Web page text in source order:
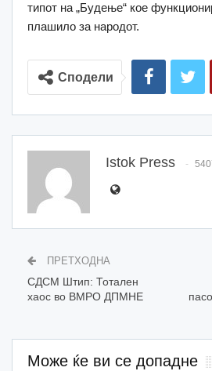
типот на „Будење“ кое
плашило за народот.
Сподели
Istok Press
ПРЕТХОДНА
СДСМ Штип: Тотален
хаос во ВМРО ДПМНЕ
Може ќе ви се допадне